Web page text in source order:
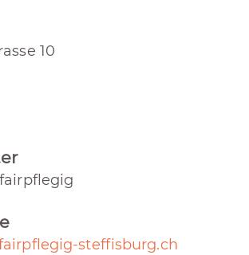
10
steffisburg.ch